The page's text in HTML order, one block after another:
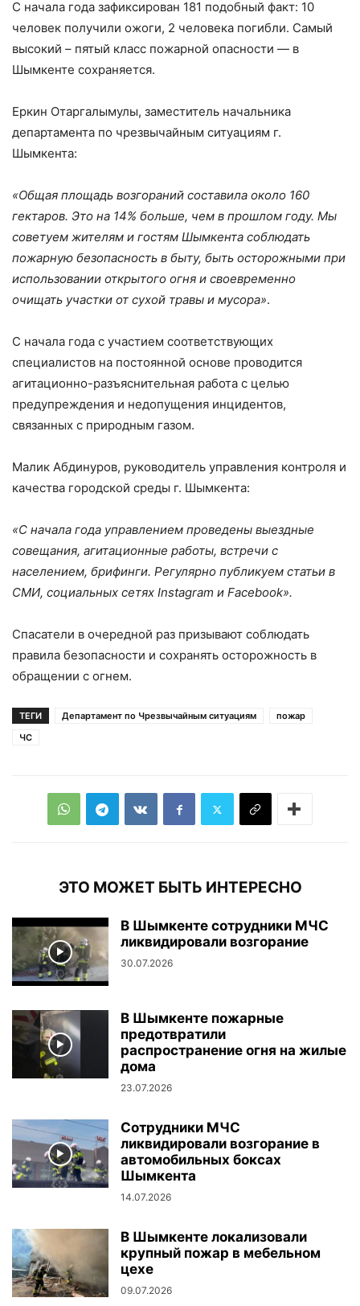
С начала года зафиксирован 181 подобный факт: 10
человек получили ожоги, 2 человека погибли. Самый
высокий – пятый класс пожарной опасности — в
Шымкенте сохраняется.
Еркин Отаргалымулы, заместитель начальника
департамента по чрезвычайным ситуациям г.
Шымкента:
«Общая площадь возгораний составила около 160
гектаров. Это на 14% больше, чем в прошлом году. Мы
советуем жителям и гостям Шымкента соблюдать
пожарную безопасность в быту, быть осторожными при
использовании открытого огня и своевременно
очищать участки от сухой травы и мусора».
С начала года с участием соответствующих
специалистов на постоянной основе проводится
агитационно-разъяснительная работа с целью
предупреждения и недопущения инцидентов,
связанных с природным газом.
Малик Абдинуров, руководитель управления контроля и
качества городской среды г. Шымкента:
«С начала года управлением проведены выездные
совещания, агитационные работы, встречи с
населением, брифинги. Регулярно публикуем статьи в
СМИ, социальных сетях Instagram и Facebook».
Спасатели в очередной раз призывают соблюдать
правила безопасности и сохранять осторожность в
обращении с огнем.
ТЕГИ Департамент по Чрезвычайным ситуациям
пожар
ЧС
ЭТО МОЖЕТ БЫТЬ ИНТЕРЕСНО
В Шымкенте сотрудники МЧС
ликвидировали возгорание
30.07.2026
В Шымкенте пожарные
предотвратили
распространение огня на жилые
дома
23.07.2026
Сотрудники МЧС
ликвидировали возгорание в
автомобильных боксах
Шымкента
14.07.2026
В Шымкенте локализовали
крупный пожар в мебельном
цехе
09.07.2026